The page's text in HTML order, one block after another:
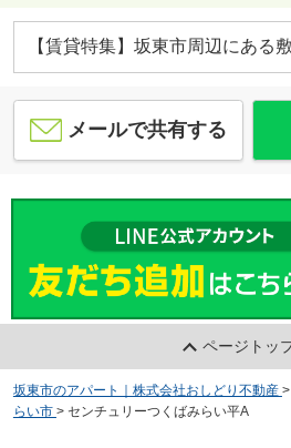
【賃貸特集】坂東市周辺にある
メールで共有する
ページトッ
坂東市のアパート｜株式会社おしどり不動産 >
らい市 > センチュリーつくばみらい平A